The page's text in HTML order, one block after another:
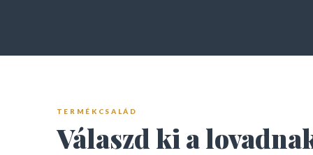
TERMÉKCSALÁD
Válaszd ki a